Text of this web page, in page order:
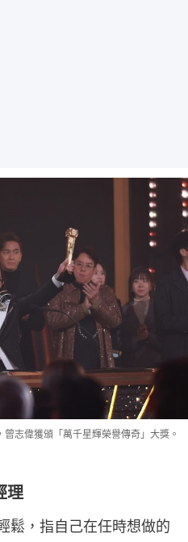
志偉獲頒「萬千星輝榮譽傳奇」大獎。
理
鬆，指自己在任時想做的